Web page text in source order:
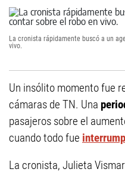
La cronista rápidamente buscó a un
vivo.
Un insólito momento fue
cámaras de TN. Una
pasajeros sobre el
cuando todo fue
La cronista, Julieta